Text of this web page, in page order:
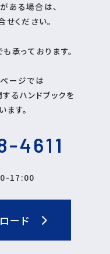
ある場合は、
ください。
承っております。
ージでは
るハンドブックを
す。
4611
17:00
ード